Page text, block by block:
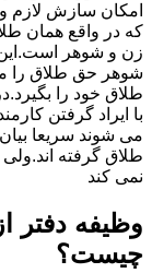
امکان سازش
که در واقع همان
زن و شوهر
شوهر حق طلاق را
طلاق خود را
با ایراد گرفتن
می شوند سریعا
طلاق گرفته
نمی کند
وظیفه دفتر
چیست؟